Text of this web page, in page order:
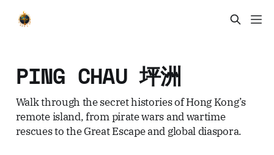
PING CHAU 坪洲
Walk through the secret histories of Hong Kong’s
remote island, from pirate wars and wartime
rescues to the Great Escape and global diaspora.